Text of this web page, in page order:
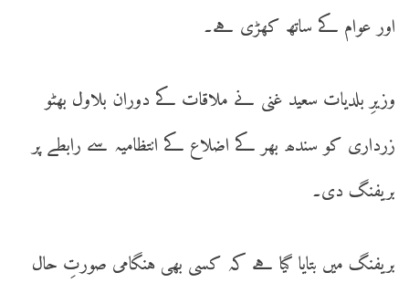
اور عوام کے ساتھ کھڑی ہے۔
وزیرِ بلدیات سعید غنی نے ملاقات کے دوران بلاول بھٹو
زرداری کو سندھ بھر کے اضلاع کے انتظامیہ سے رابطے پر
بریفنگ دی۔
بریفنگ میں بتایا گیا ہے کہ کسی بھی ہنگامی صورتِ حال